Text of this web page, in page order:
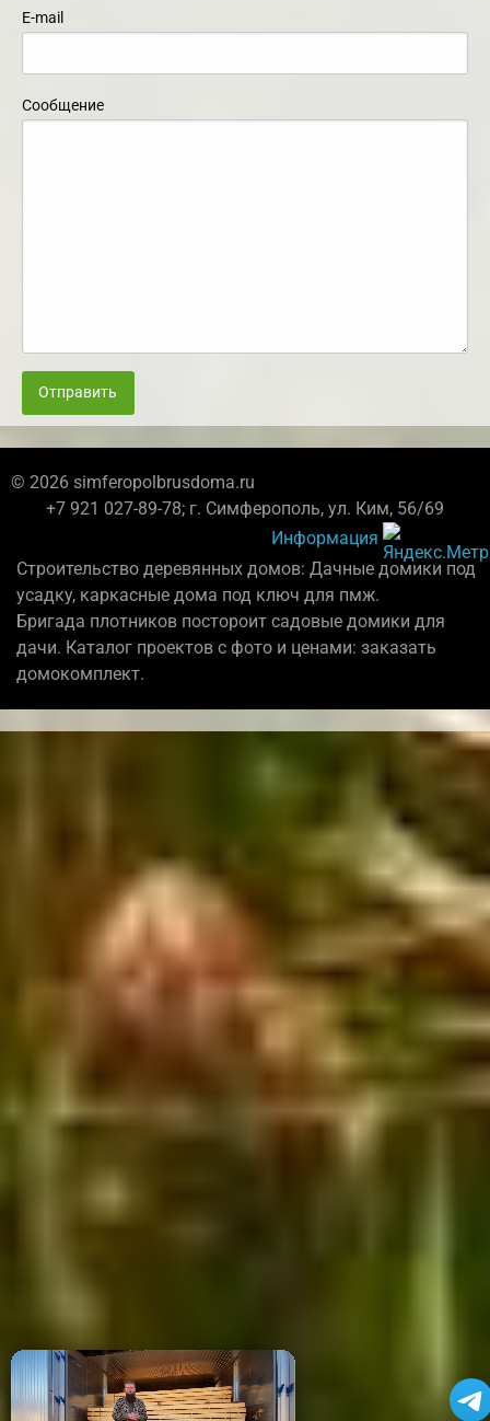
E-mail
Сообщение
Отправить
© 2026 simferopolbrusdoma.ru
+7 921 027-89-78; г. Симферополь, ул. Ким, 56/69
Информация
Строительство деревянных домов: Дачные домики под
усадку, каркасные дома под ключ для пмж.
Бригада плотников постороит садовые домики для
дачи. Каталог проектов с фото и ценами: заказать
домокомплект.